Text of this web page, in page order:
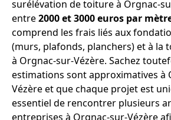
surélévation de toiture à Orgnac-
entre2000 et 3000 euros par
comprend les frais liés aux
(murs, plafonds, planchers) et à la
à Orgnac-sur-Vézère. Sachez
estimations sont approximatives à
Vézère et que chaque projet est
essentiel de rencontrer plusieurs
entreprises à Orgnac-sur-Vézère